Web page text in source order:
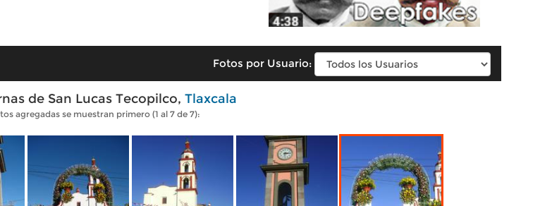
Fotos por Usuario:
de San Lucas Tecopilco, Tlaxcala
agregadas se muestran primero (1 al 7 de 7):